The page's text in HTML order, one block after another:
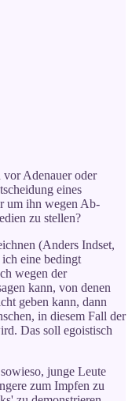
vor Adenauer oder
eines
um ihn wegen Ab-
zu stellen?
(Anders Indset,
eine bedingt
wegen der
kann, von denen
geben kann, dann
in diesem Fall der
Das soll egoistisch
junge Leute
zum Impfen zu